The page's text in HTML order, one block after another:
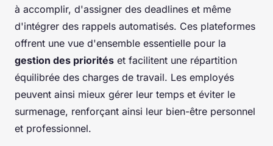
à accomplir, d'assigner des deadlines et même
d'intégrer des rappels automatisés. Ces plateformes
offrent une vue d'ensemble essentielle pour la
gestion des priorités et facilitent une répartition
équilibrée des charges de travail. Les employés
peuvent ainsi mieux gérer leur temps et éviter le
surmenage, renforçant ainsi leur bien-être personnel
et professionnel.